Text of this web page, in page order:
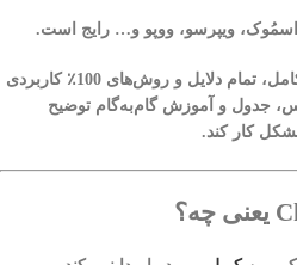
ویپرسو، ووپو و… رایج است.
تمام دلایل و روش‌های 100٪ کاربردی
جدول و آموزش گام‌به‌گام توضیح
کار کند.